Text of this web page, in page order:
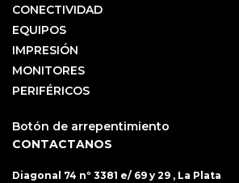
CONECTIVIDAD
EQUIPOS
IMPRESIÓN
MONITORES
PERIFÉRICOS
Botón de arrepentimiento
CONTACTANOS
Diagonal 74 nº 3381 e/ 69 y 29 , La Plata